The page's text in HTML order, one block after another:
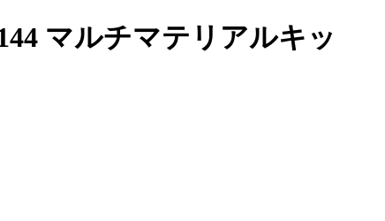
マルチマテリアルキッ